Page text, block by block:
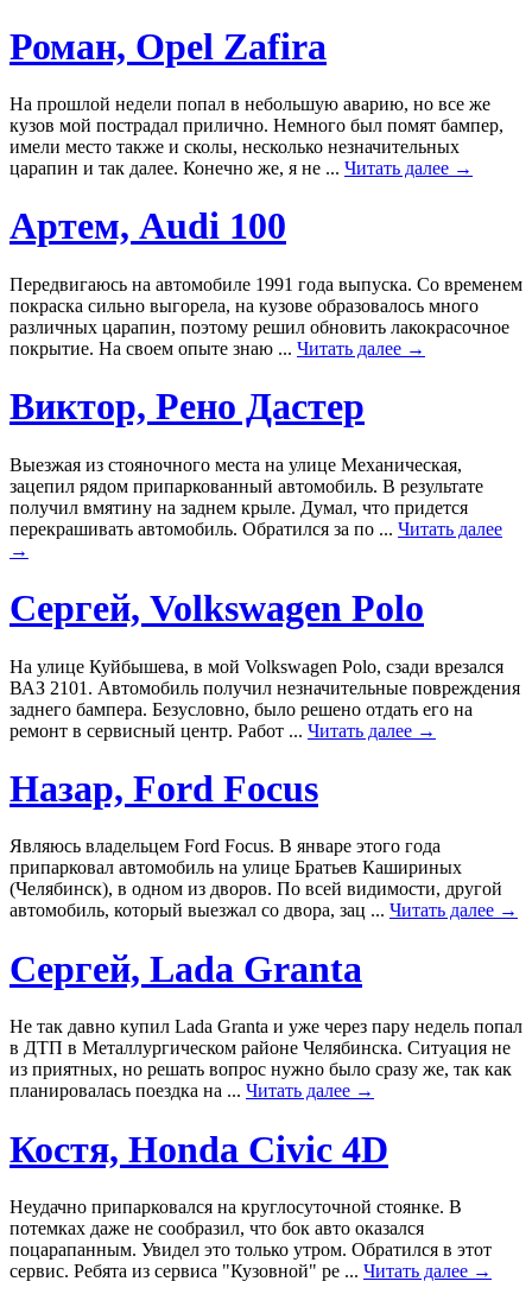
Роман, Opel Zafira
На прошлой недели попал в небольшую аварию, но все же
кузов мой пострадал прилично. Немного был помят бампер,
имели место также и сколы, несколько незначительных
царапин и так далее. Конечно же, я не ... Читать далее →
Артем, Audi 100
Передвигаюсь на автомобиле 1991 года выпуска. Со временем
покраска сильно выгорела, на кузове образовалось много
различных царапин, поэтому решил обновить лакокрасочное
покрытие. На своем опыте знаю ... Читать далее →
Виктор, Рено Дастер
Выезжая из стояночного места на улице Механическая,
зацепил рядом припаркованный автомобиль. В результате
получил вмятину на заднем крыле. Думал, что придется
перекрашивать автомобиль. Обратился за по ... Читать далее
→
Сергей, Volkswagen Polo
На улице Куйбышева, в мой Volkswagen Polo, сзади врезался
ВАЗ 2101. Автомобиль получил незначительные повреждения
заднего бампера. Безусловно, было решено отдать его на
ремонт в сервисный центр. Работ ... Читать далее →
Назар, Ford Focus
Являюсь владельцем Ford Focus. В январе этого года
припарковал автомобиль на улице Братьев Кашириных
(Челябинск), в одном из дворов. По всей видимости, другой
автомобиль, который выезжал со двора, зац ... Читать далее →
Сергей, Lada Granta
Не так давно купил Lada Granta и уже через пару недель попал
в ДТП в Металлургическом районе Челябинска. Ситуация не
из приятных, но решать вопрос нужно было сразу же, так как
планировалась поездка на ... Читать далее →
Костя, Honda Civic 4D
Неудачно припарковался на круглосуточной стоянке. В
потемках даже не сообразил, что бок авто оказался
поцарапанным. Увидел это только утром. Обратился в этот
сервис. Ребята из сервиса "Кузовной" ре ... Читать далее →